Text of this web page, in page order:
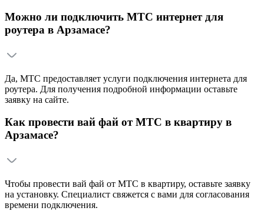
Можно ли подключить МТС интернет для
роутера в Арзамасе?
Да, МТС предоставляет услуги подключения интернета для
роутера. Для получения подробной информации оставьте
заявку на сайте.
Как провести вай фай от МТС в квартиру в
Арзамасе?
Чтобы провести вай фай от МТС в квартиру, оставьте заявку
на установку. Специалист свяжется с вами для согласования
времени подключения.